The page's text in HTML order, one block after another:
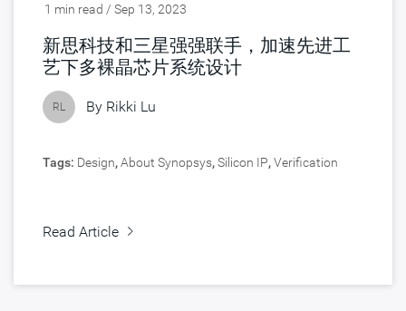
1 min read / Sep 13, 2023
新思科技和三星强强联手，加速先进工
艺下多裸晶芯片系统设计
RL By Rikki Lu
Tags: Design,About Synopsys,Silicon IP,Verification
Read Article